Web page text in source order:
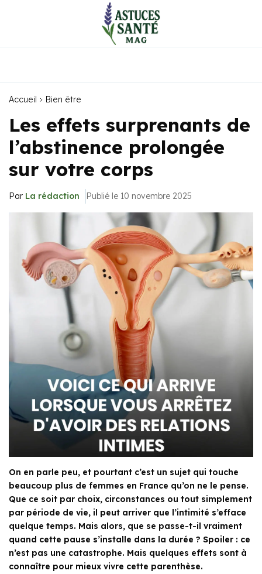
Accueil Bien être
Les effets surprenants de
l’abstinence prolongée
sur votre corps
Par La rédaction Publié le 10 novembre 2025
On en parle peu, et pourtant c’est un sujet qui touche
beaucoup plus de femmes en France qu’on ne le pense.
Que ce soit par choix, circonstances ou tout simplement
par période de vie, il peut arriver que l’intimité s’efface
quelque temps. Mais alors, que se passe-t-il vraiment
quand cette pause s’installe dans la durée ? Spoiler : ce
n’est pas une catastrophe. Mais quelques effets sont à
connaître pour mieux vivre cette parenthèse.